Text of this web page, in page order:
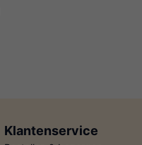
Klantenservice